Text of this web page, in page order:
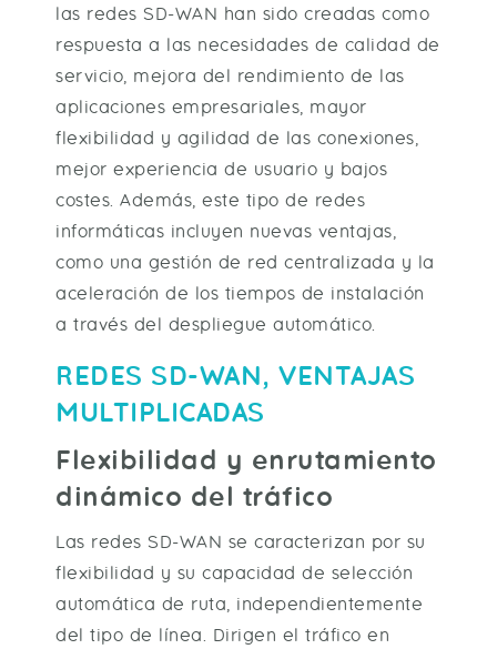
las redes SD-WAN han sido creadas como
respuesta a las necesidades de calidad de
servicio, mejora del rendimiento de las
aplicaciones empresariales, mayor
flexibilidad y agilidad de las conexiones,
mejor experiencia de usuario y bajos
costes. Además, este tipo de redes
informáticas incluyen nuevas ventajas,
como una gestión de red centralizada y la
aceleración de los tiempos de instalación
a través del despliegue automático.
REDES SD-WAN, VENTAJAS
MULTIPLICADAS
Flexibilidad y enrutamiento
dinámico del tráfico
Las redes SD-WAN se caracterizan por su
flexibilidad y su capacidad de selección
automática de ruta, independientemente
del tipo de línea. Dirigen el tráfico en